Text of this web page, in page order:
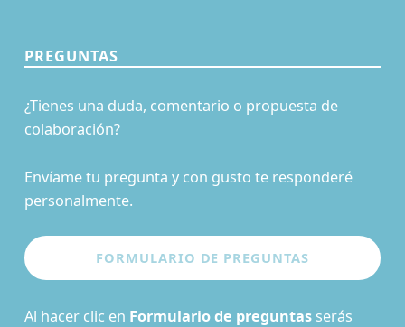
PREGUNTAS
¿Tienes una duda, comentario o propuesta de
colaboración?
Envíame tu pregunta y con gusto te responderé
personalmente.
Al hacer clic en Formulario de preguntasserás